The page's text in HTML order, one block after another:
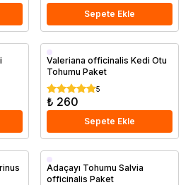
Sepete Ekle
Valeriana officinalis Kedi Otu
Tohumu Paket
5
₺ 260
Sepete Ekle
Adaçayı Tohumu Salvia
officinalis Paket